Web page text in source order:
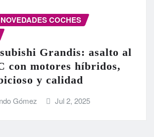
NOVEDADES COCHES
Grandis: asalto al
con motores híbridos,
y calidad
Gómez Jul 2, 2025